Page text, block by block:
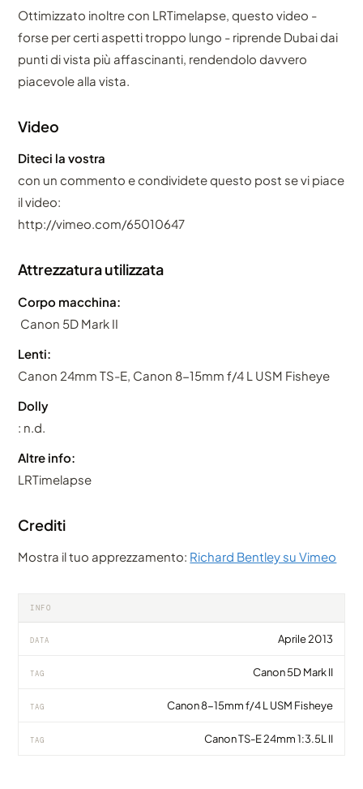
Ottimizzato inoltre con LRTimelapse, questo video -
forse per certi aspetti troppo lungo - riprende Dubai dai
punti di vista più affascinanti, rendendolo davvero
piacevole alla vista.
Video
Diteci la vostra
con un commento e condividete questo post se vi piace
il video:
http://vimeo.com/65010647
Attrezzatura utilizzata
Corpo macchina:
Canon 5D Mark II
Lenti:
Canon 24mm TS-E, Canon 8-15mm f/4 L USM Fisheye
Dolly
: n.d.
Altre info:
LRTimelapse
Crediti
Mostra il tuo apprezzamento: Richard Bentley su Vimeo
INFO
DATA Aprile 2013
TAG Canon 5D Mark II
TAG Canon 8-15mm f/4 L USM Fisheye
TAG Canon TS-E 24mm 1:3.5L II